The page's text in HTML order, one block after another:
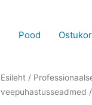
Pood
Esileht /
veepuhastusseadmed